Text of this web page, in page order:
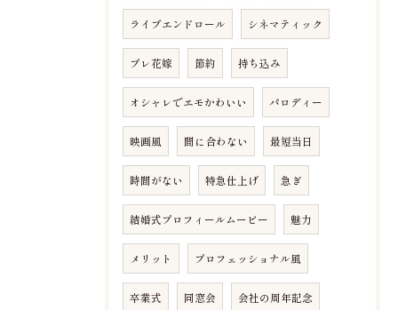
ライブエンドロール シネマティック
プレ花嫁 節約 持ち込み
オシャレでエモかわいい パロディー
映画風 間に合わない 最短当日
時間がない 特急仕上げ 急ぎ
結婚式プロフィールムービー 魅力
メリット プロフェッショナル風
卒業式 同窓会 会社の周年記念